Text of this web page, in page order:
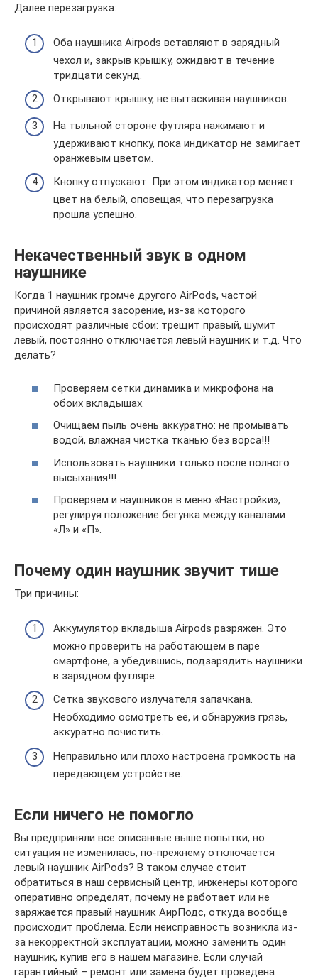
Далее перезагрузка:
Оба наушника Airpods вставляют в зарядный
чехол и, закрыв крышку, ожидают в течение
тридцати секунд.
Открывают крышку, не вытаскивая наушников.
На тыльной стороне футляра нажимают и
удерживают кнопку, пока индикатор не замигает
оранжевым цветом.
Кнопку отпускают. При этом индикатор меняет
цвет на белый, оповещая, что перезагрузка
прошла успешно.
Некачественный звук в одном
наушнике
Когда 1 наушник громче другого AirPods, частой
причиной является засорение, из-за которого
происходят различные сбои: трещит правый, шумит
левый, постоянно отключается левый наушник и т.д. Что
делать?
Проверяем сетки динамика и микрофона на
обоих вкладышах.
Очищаем пыль очень аккуратно: не промывать
водой, влажная чистка тканью без ворса!!!
Использовать наушники только после полного
высыхания!!!
Проверяем и наушников в меню «Настройки»,
регулируя положение бегунка между каналами
«Л» и «П».
Почему один наушник звучит тише
Три причины:
Аккумулятор вкладыша Airpods разряжен. Это
можно проверить на работающем в паре
смартфоне, а убедившись, подзарядить наушники
в зарядном футляре.
Сетка звукового излучателя запачкана.
Необходимо осмотреть её, и обнаружив грязь,
аккуратно почистить.
Неправильно или плохо настроена громкость на
передающем устройстве.
Если ничего не помогло
Вы предприняли все описанные выше попытки, но
ситуация не изменилась, по-прежнему отключается
левый наушник AirPods? В таком случае стоит
обратиться в наш сервисный центр, инженеры которого
оперативно определят, почему не работает или не
заряжается правый наушник АирПодс, откуда вообще
происходит проблема. Если неисправность возникла из-
за некорректной эксплуатации, можно заменить один
наушник, купив его в нашем магазине. Если случай
гарантийный – ремонт или замена будет проведена